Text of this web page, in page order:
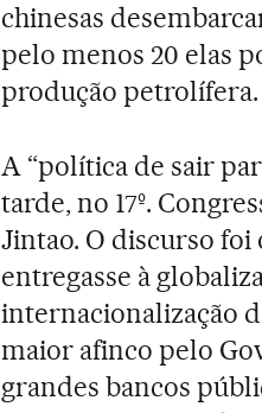
chinesas
pelo menos 20 elas
produção petrolífera.
A “política de sair
tarde, no 17º.
Jintao. O discurso foi
entregasse à
internacionalização
maior afinco pelo
grandes bancos